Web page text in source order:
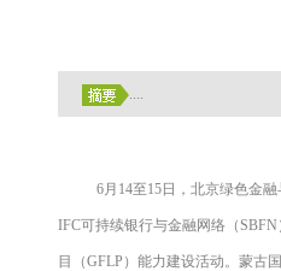
....
6月 14至15 日，北京绿色金
IFC可持续银行与金融网络（SBFN
目（GFLP ）能力建设活动。蒙古